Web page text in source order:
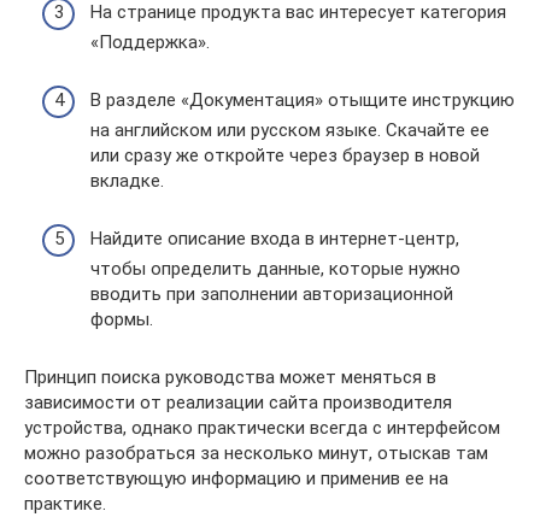
На странице продукта вас интересует категория
«Поддержка».
В разделе «Документация» отыщите инструкцию
на английском или русском языке. Скачайте ее
или сразу же откройте через браузер в новой
вкладке.
Найдите описание входа в интернет-центр,
чтобы определить данные, которые нужно
вводить при заполнении авторизационной
формы.
Принцип поиска руководства может меняться в
зависимости от реализации сайта производителя
устройства, однако практически всегда с интерфейсом
можно разобраться за несколько минут, отыскав там
соответствующую информацию и применив ее на
практике.